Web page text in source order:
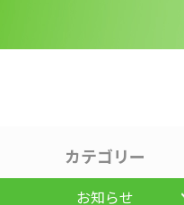
カテゴリー
お知らせ